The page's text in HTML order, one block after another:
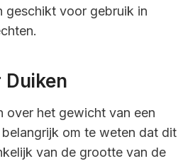
geschikt voor gebruik in
Duiken
over het gewicht van een
om te weten dat dit
van de grootte van de